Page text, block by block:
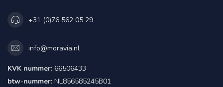
+31 (0)76 562 05 29
info@moravia.nl
KVK nummer: 66506433
btw-nummer: NL856585245B01